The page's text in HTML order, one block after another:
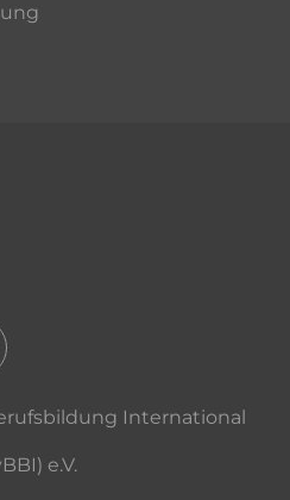
International
e.V.